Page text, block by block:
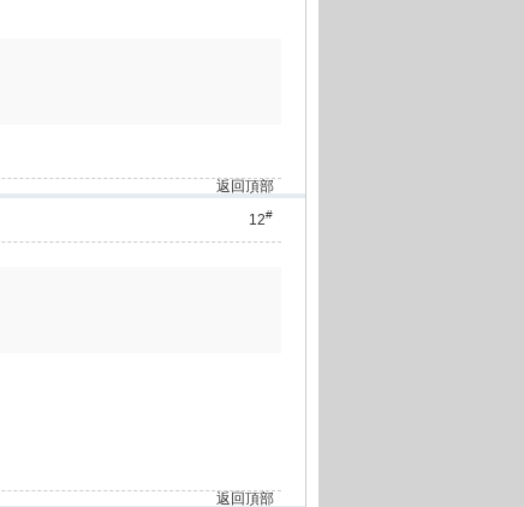
返回頂部
12#
返回頂部